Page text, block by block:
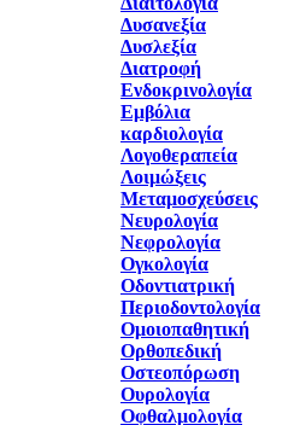
Δυσανεξία
Δυσλεξία
Διατροφή
Ενδοκρινολογία
Εμβόλια
καρδιολογία
Λογοθεραπεία
Λοιμώξεις
Μεταμοσχεύσεις
Νευρολογία
Νεφρολογία
Ογκολογία
Οδοντιατρική
Περιοδοντολογία
Ομοιοπαθητική
Ορθοπεδική
Οστεοπόρωση
Ουρολογία
Οφθαλμολογία